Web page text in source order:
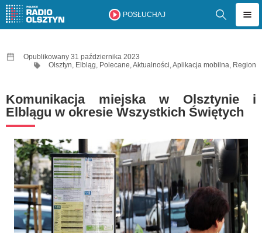
POSŁUCHAJ
Opublikowany 31 października 2023
Olsztyn, Elbląg, Polecane,Aktualności,Aplikacja mobilna, Region
Komunikacja miejska w Olsztynie i
Elblągu w okresie Wszystkich Świętych